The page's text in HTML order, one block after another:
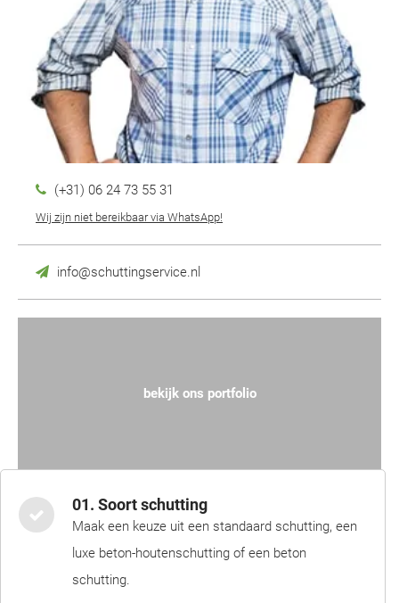
(+31) 06 24 73 55 31
Wij zijn niet bereikbaar via WhatsApp!
info@schuttingservice.nl
bekijk ons portfolio
01. Soort schutting
Maak een keuze uit een standaard schutting, een
luxe beton-houtenschutting of een beton
schutting.